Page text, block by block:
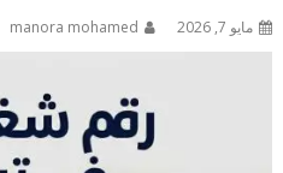
مايو 7, 2026 manora mohamed